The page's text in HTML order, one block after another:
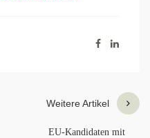
Weitere Artikel
EU-Kandidaten mit